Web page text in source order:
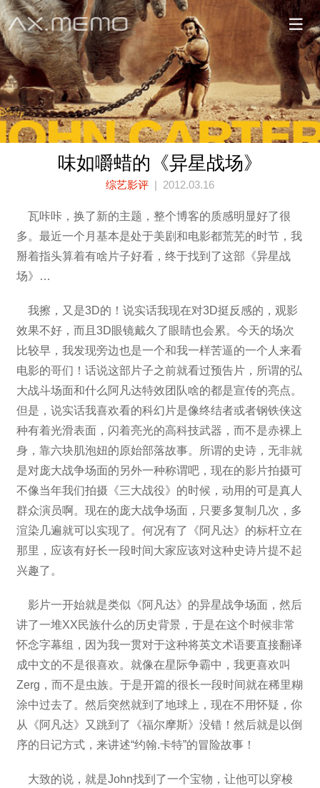
味如嚼蜡的《异星战场》
综艺影评 | 2012.03.16
瓦咔咔，换了新的主题，整个博客的质感明显好了很
多。最近一个月基本是处于美剧和电影都荒芜的时节，我
掰着指头算着有啥片子好看，终于找到了这部《异星战
场》…
我擦，又是3D的！说实话我现在对3D挺反感的，观影
效果不好，而且3D眼镜戴久了眼睛也会累。今天的场次
比较早，我发现旁边也是一个和我一样苦逼的一个人来看
电影的哥们！话说这部片子之前就看过预告片，所谓的弘
大战斗场面和什么阿凡达特效团队啥的都是宣传的亮点。
但是，说实话我喜欢看的科幻片是像终结者或者钢铁侠这
种有着光滑表面，闪着亮光的高科技武器，而不是赤裸上
身，靠六块肌泡妞的原始部落故事。所谓的史诗，无非就
是对庞大战争场面的另外一种称谓吧，现在的影片拍摄可
不像当年我们拍摄《三大战役》的时候，动用的可是真人
群众演员啊。现在的庞大战争场面，只要多复制几次，多
渲染几遍就可以实现了。何况有了《阿凡达》的标杆立在
那里，应该有好长一段时间大家应该对这种史诗片提不起
兴趣了。
影片一开始就是类似《阿凡达》的异星战争场面，然后
讲了一堆XX民族什么的历史背景，于是在这个时候非常
怀念字幕组，因为我一贯对于这种将英文术语要直接翻译
成中文的不是很喜欢。就像在星际争霸中，我更喜欢叫
Zerg，而不是虫族。于是开篇的很长一段时间就在稀里糊
涂中过去了。然后突然就到了地球上，现在不用怀疑，你
从《阿凡达》又跳到了《福尔摩斯》没错！然后就是以倒
序的日记方式，来讲述“约翰.卡特”的冒险故事！
大致的说，就是John找到了一个宝物，让他可以穿梭